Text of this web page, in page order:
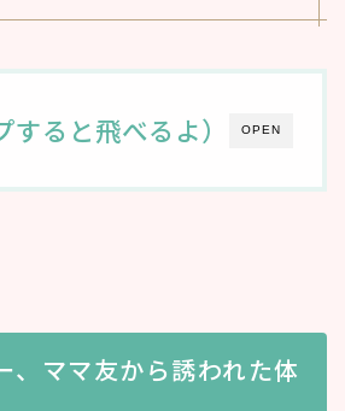
OPEN
ると飛べるよ）
、ママ友から誘われた体